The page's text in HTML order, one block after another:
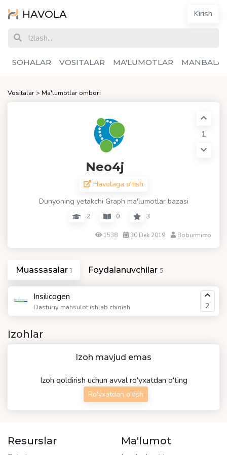
HAVOLA Kirish
SOHALAR VOSITALAR MA'LUMOTLAR
Vositalar> Ma'lumotlar ombori
Neo4j
Havolaga o'tish
Dunyoning yetakchi Graph ma'lumotlar bazasi
2 0 3
1
1538 30 Dek 2019 Boburmirzo
Muassasalar1 Foydalanuvchilar 5
Insilicogen
Dasturiy mahsulot ishlab chiqish 2
Izohlar
Izoh mavjud emas
Izoh qoldirish uchun avval ro'yxatdan o'ting
Ro'yxatdan o'tish
Resurslar Ma'lumot